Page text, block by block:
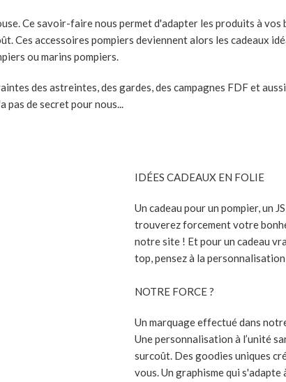
Ce savoir-faire nous permet d'adapter les produits à vos
Ces accessoires pompiers deviennent alors les cadeaux
ou marins pompiers.
des astreintes, des gardes, des campagnes FDF et
pas de secret pour nous...
IDÉES CADEAUX EN FOLIE
Un cadeau pour un pompier, un
trouverez forcement votre
notre site ! Et pour un cadeau
top, pensez à la
NOTRE FORCE ?
Un marquage effectué dans
Une personnalisation à l’unité
surcoût. Des goodies uniques
vous. Un graphisme qui s'adapte